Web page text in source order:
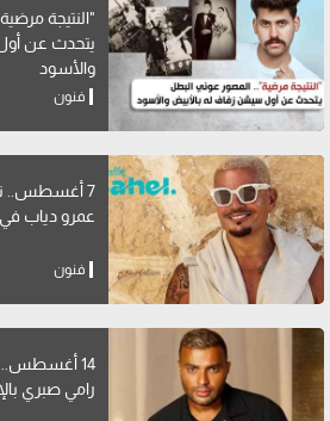
"النتيجة
يتحدث عن
والأسود
فنون
7 أغسطس..
عمرو دياب
فنون
14 أغسطس..
رامي صبري